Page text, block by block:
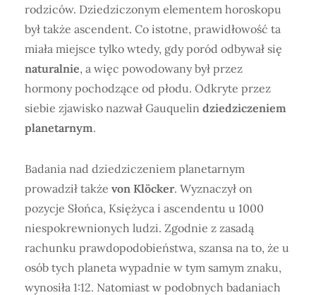
rodziców. Dziedziczonym elementem horoskopu
był także ascendent. Co istotne, prawidłowość ta
miała miejsce tylko wtedy, gdy poród odbywał się
naturalnie, a więc powodowany był przez
hormony pochodzące od płodu. Odkryte przez
siebie zjawisko nazwał Gauquelin dziedziczeniem
planetarnym.
Badania nad dziedziczeniem planetarnym
prowadził także von Klöcker. Wyznaczył on
pozycje Słońca, Księżyca i ascendentu u 1000
niespokrewnionych ludzi. Zgodnie z zasadą
rachunku prawdopodobieństwa, szansa na to, że u
osób tych planeta wypadnie w tym samym znaku,
wynosiła 1:12. Natomiast w podobnych badaniach